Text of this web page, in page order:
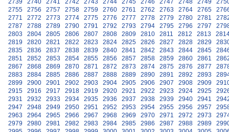
2739
2740 2741 2742 2743 2744 2745 2746 2747 2748 2749
2755
2756 2757 2758 2759 2760 2761 2762 2763 2764 2765
2771
2772 2773 2774 2775 2776 2777 2778 2779 2780 2781
2787
2788 2789 2790 2791 2792 2793 2794 2795 2796 2797
2803
2804 2805 2806 2807 2808 2809 2810 2811 2812 2813
2819
2820 2821 2822 2823 2824 2825 2826 2827 2828 2829
2835
2836 2837 2838 2839 2840 2841 2842 2843 2844 2845
2851
2852 2853 2854 2855 2856 2857 2858 2859 2860 2861
2867
2868 2869 2870 2871 2872 2873 2874 2875 2876 2877
2883
2884 2885 2886 2887 2888 2889 2890 2891 2892 2893
2899
2900 2901 2902 2903 2904 2905 2906 2907 2908 2909
2915
2916 2917 2918 2919 2920 2921 2922 2923 2924 2925
2931
2932 2933 2934 2935 2936 2937 2938 2939 2940 2941
2947
2948 2949 2950 2951 2952 2953 2954 2955 2956 2957
2963
2964 2965 2966 2967 2968 2969 2970 2971 2972 2973
2979
2980 2981 2982 2983 2984 2985 2986 2987 2988 2989